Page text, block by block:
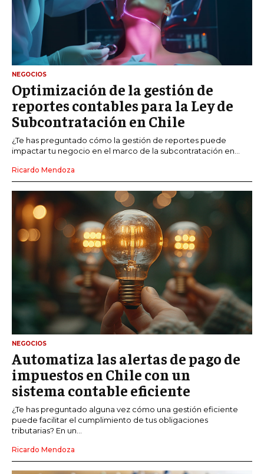
NEGOCIOS
Optimización de la gestión de
reportes contables para la Ley de
Subcontratación en Chile
¿Te has preguntado cómo la gestión de reportes puede
impactar tu negocio en el marco de la subcontratación en...
Ricardo Mendoza
NEGOCIOS
Automatiza las alertas de pago de
impuestos en Chile con un
sistema contable eficiente
¿Te has preguntado alguna vez cómo una gestión eficiente
puede facilitar el cumplimiento de tus obligaciones
tributarias? En un...
Ricardo Mendoza